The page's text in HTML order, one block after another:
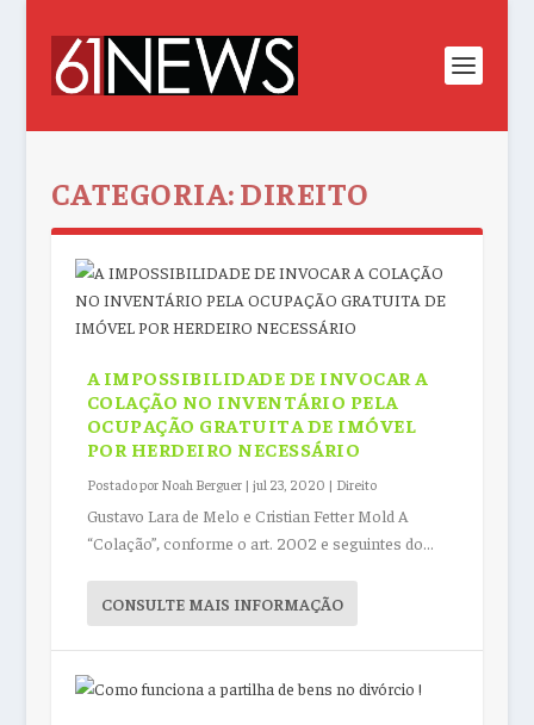
CATEGORIA:DIREITO
A IMPOSSIBILIDADE DE INVOCAR A
COLAÇÃO NO INVENTÁRIO PELA
OCUPAÇÃO GRATUITA DE IMÓVEL
POR HERDEIRO NECESSÁRIO
Postado porNoah Berguer| jul 23, 2020 | Direito
Gustavo Lara de Melo e Cristian Fetter Mold A
“Colação”, conforme o art. 2002 e seguintes do...
CONSULTE MAIS INFORMAÇÃO